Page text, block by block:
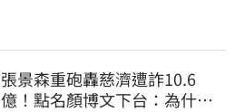
張景森重砲轟慈濟遭詐10.6
億！點名顏博文下台：為什麼